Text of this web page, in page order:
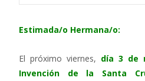
Estimada/o Hermana/o:
El próximo viernes, día 3 de
Invención de la Santa